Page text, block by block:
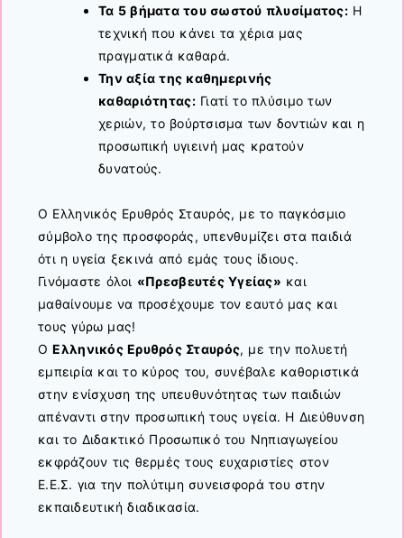
Τα 5 βήματα του σωστού πλυσίματος:Η
τεχνική που κάνει τα χέρια μας
πραγματικά καθαρά.
Την αξία της καθημερινής
καθαριότητας:Γιατί το πλύσιμο των
χεριών, το βούρτσισμα των δοντιών και η
προσωπική υγιεινή μας κρατούν
δυνατούς.
Ο Ελληνικός Ερυθρός Σταυρός, με το παγκόσμιο
σύμβολο της προσφοράς, υπενθυμίζει στα παιδιά
ότι η υγεία ξεκινά από εμάς τους ίδιους.
Γινόμαστε όλοι «Πρεσβευτές Υγείας» και
μαθαίνουμε να προσέχουμε τον εαυτό μας και
τους γύρω μας!
ΟΕλληνικός Ερυθρός Σταυρός, με την πολυετή
εμπειρία και το κύρος του, συνέβαλε καθοριστικά
στην ενίσχυση της υπευθυνότητας των παιδιών
απέναντι στην προσωπική τους υγεία. Η Διεύθυνση
και το Διδακτικό Προσωπικό του Νηπιαγωγείου
εκφράζουν τις θερμές τους ευχαριστίες στον
Ε.Ε.Σ. για την πολύτιμη συνεισφορά του στην
εκπαιδευτική διαδικασία.